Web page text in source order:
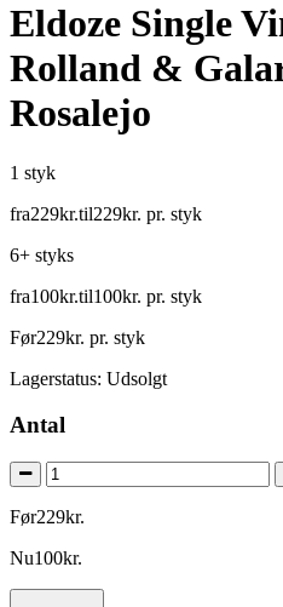
Eldoze Single
Rolland &
Rosalejo
1 styk
fra229kr.til229kr. pr. styk
6+ styks
fra100kr.til100kr. pr. styk
Før229kr. pr. styk
Lagerstatus: Udsolgt
Antal
Før229kr.
Nu100kr.